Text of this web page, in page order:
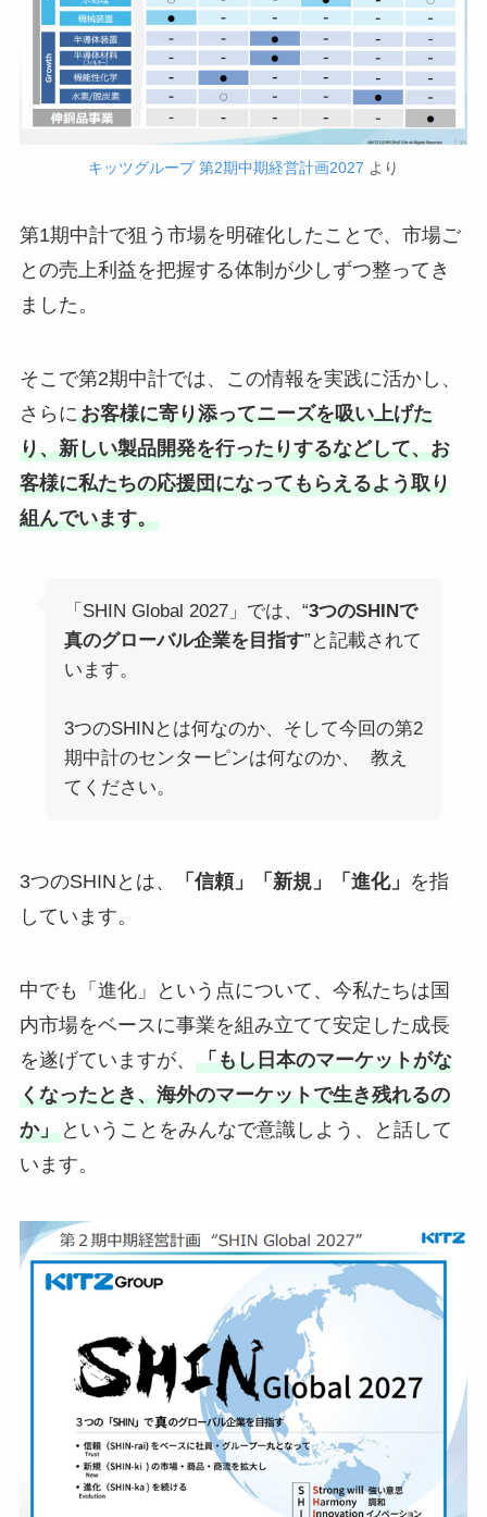
キッツグループ 第2期中期経営計画2027 より
第1期中計で狙う市場を明確化したことで、市場ご
との売上利益を把握する体制が少しずつ整ってき
ました。
そこで第2期中計では、この情報を実践に活かし、
さらにお客様に寄り添ってニーズを吸い上げた
り、新しい製品開発を行ったりするなどして、お
客様に私たちの応援団になってもらえるよう取り
組んでいます。
「SHIN Global 2027」では、“3つのSHINで
真のグローバル企業を目指す”と記載されて
います。
3つのSHINとは何なのか、そして今回の第2
期中計のセンターピンは何なのか、 教え
てください。
3つのSHINとは、 「信頼」「新規」「進化」 を指
しています。
中でも「進化」という点について、今私たちは国
内市場をベースに事業を組み立てて安定した成長
を遂げていますが、 「もし日本のマーケットがな
くなったとき、海外のマーケットで生き残れるの
か」ということをみんなで意識しよう、と話して
います。